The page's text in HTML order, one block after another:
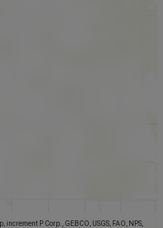
P Corp., GEBCO, USGS, FAO, NPS,